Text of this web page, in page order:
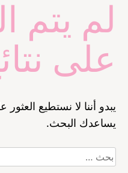
لم يتم
على
يبدو أننا لا نستطيع
يساعدك البحث.
البحث